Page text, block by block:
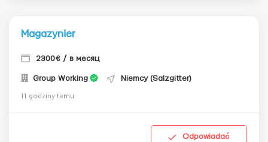
Magazynier
2300€ / в месяц
Group Working Niemcy (Salzgitter)
11 godziny temu
Odpowiadać